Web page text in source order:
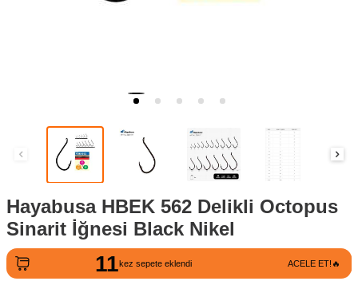
Hayabusa HBEK 562 Delikli Octopus
Sinarit İğnesi Black Nikel
11kez sepete eklendi
2kez satın alındı ACELE ET!🔥